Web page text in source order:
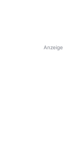
Anzeige